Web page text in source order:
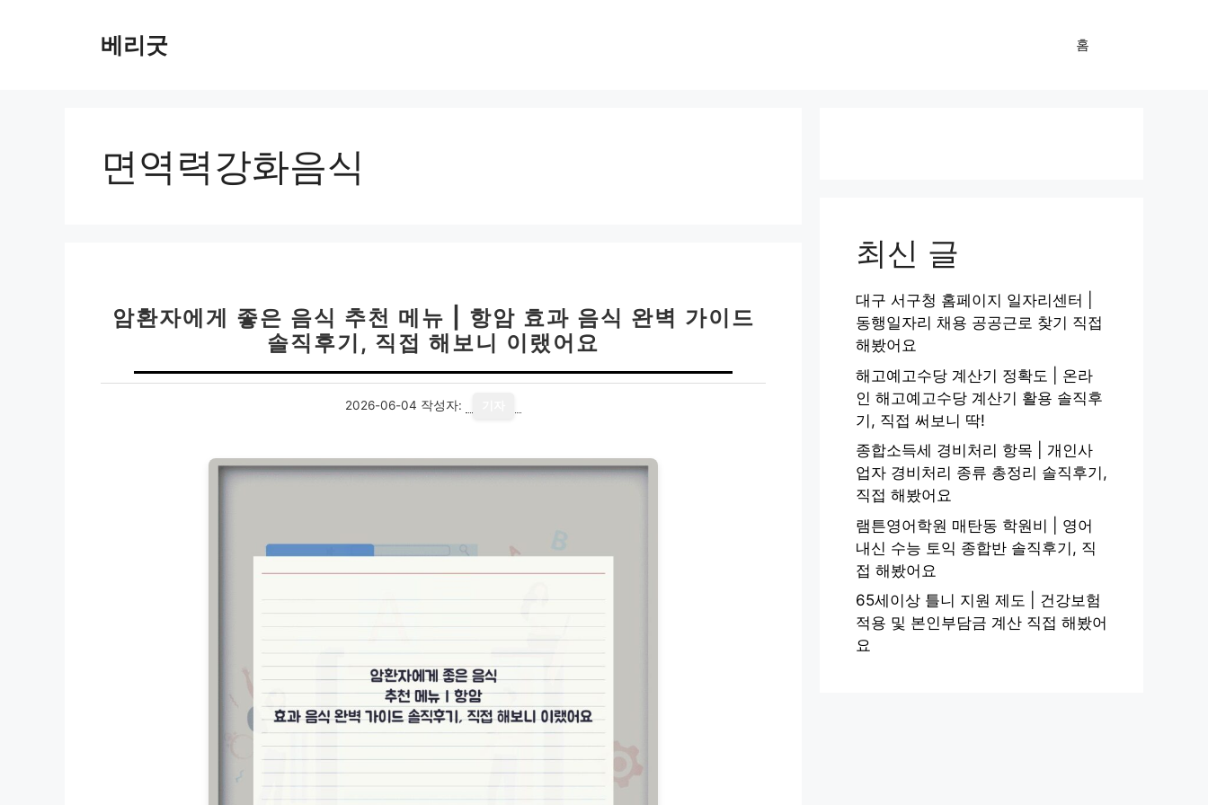
베리굿 홈
면역력강화음식
암환자에게 좋은 음식 추천 메뉴 | 항암 효과 음식 완벽 가이드
솔직후기, 직접 해보니 이랬어요
2026-06-04 작성자:
최신 글
대구 서구청 홈페이지 일자리센터 |
동행일자리 채용 공공근로 찾기 직접
해봤어요
해고예고수당 계산기 정확도 | 온라
인 해고예고수당 계산기 활용 솔직후
기, 직접 써보니 딱!
종합소득세 경비처리 항목 | 개인사
업자 경비처리 종류 총정리 솔직후기,
직접 해봤어요
램튼영어학원 매탄동 학원비 | 영어
내신 수능 토익 종합반 솔직후기, 직
접 해봤어요
65세이상 틀니 지원 제도 | 건강보험
적용 및 본인부담금 계산 직접 해봤어
요